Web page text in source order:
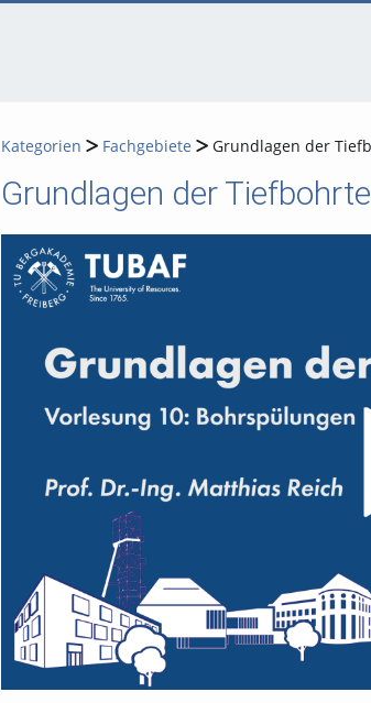
Kategorien Fachgebiete Grundlagen der
Grundlagen der